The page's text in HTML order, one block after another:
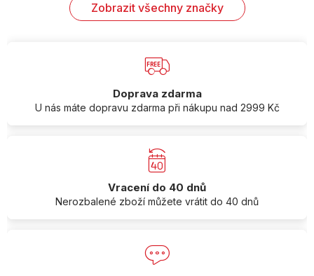
Zobrazit všechny značky
Doprava zdarma
U nás máte dopravu zdarma při nákupu nad 2999 Kč
Vracení do 40 dnů
Nerozbalené zboží můžete vrátit do 40 dnů